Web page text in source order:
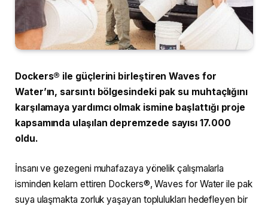
Dockers® ile güçlerini birleştiren Waves for
Water’ın, sarsıntı bölgesindeki pak su muhtaçlığını
karşılamaya yardımcı olmak ismine başlattığı proje
kapsamında ulaşılan depremzede sayısı 17.000
oldu.
İnsanı ve gezegeni muhafazaya yönelik çalışmalarla
isminden kelam ettiren Dockers®, Waves for Water ile pak
suya ulaşmakta zorluk yaşayan toplulukları hedefleyen bir